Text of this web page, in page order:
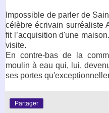
Impossible de parler de
célèbre écrivain surréaliste
fit l’acquisition d'une
visite.
En contre-bas de la
moulin à eau qui, lui,
ses portes
Partager